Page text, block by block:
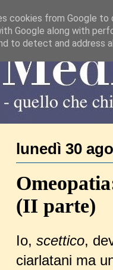
lunedì 30
(II parte)
Io, scettico,
ciarlatani ma
cookies from Google to
Google along with
to detect and address